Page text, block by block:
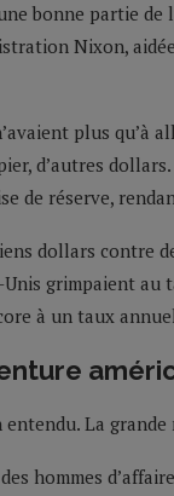
bonne partie de
Nixon,
plus qu’à
d’autres
de réserve,
dollars
grimpaient au
à un taux
La
hommes